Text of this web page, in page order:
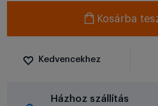
Kosárba
Kedvencekhez
Házhoz szállítás